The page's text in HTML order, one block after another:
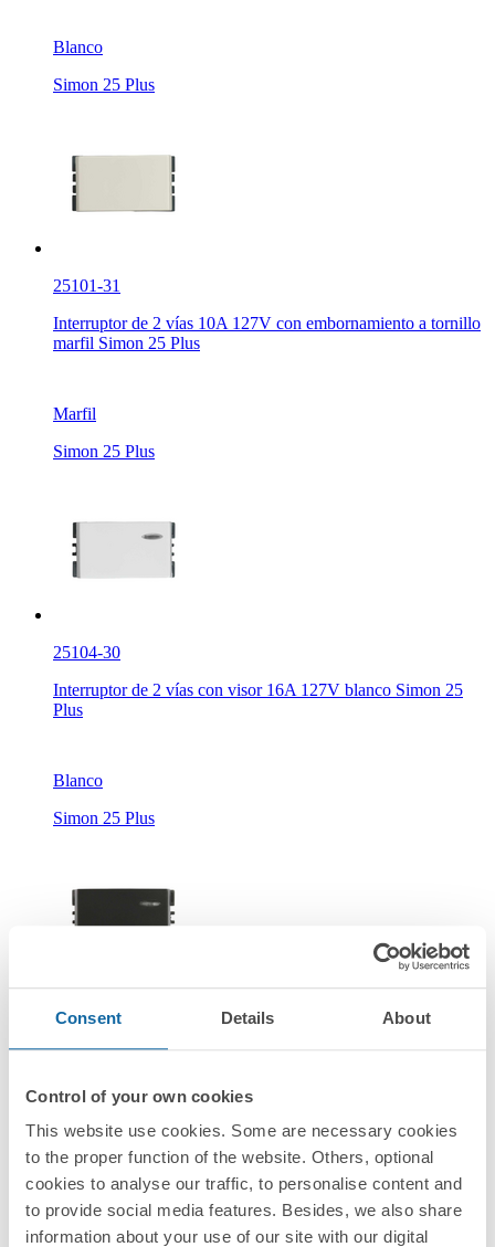
Consent Details About
Control of your own cookies
This website use cookies. Some are necessary cookies
to the proper function of the website. Others, optional
cookies to analyse our traffic, to personalise content and
to provide social media features. Besides, we also share
information about your use of our site with our digital
Blanco
Simon 25 Plus
25101-31
Interruptor de 2 vías 10A 127V con embornamiento a tornillo
marfil Simon 25 Plus
Marfil
Simon 25 Plus
25104-30
Interruptor de 2 vías con visor 16A 127V blanco Simon 25
Plus
Blanco
Simon 25 Plus
25104-38
Interruptor de 2 vías con visor 16A 127V grafito Simon 25
Simon 25 Plus